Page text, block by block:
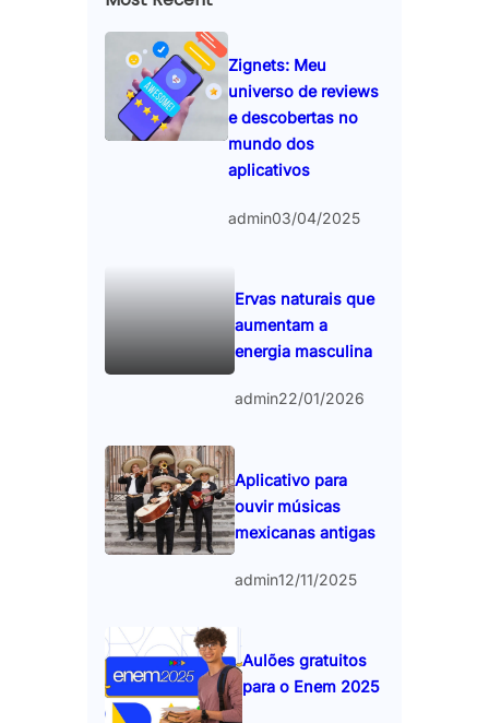
Zignets: Meu
universo de reviews
e descobertas no
mundo dos
aplicativos
admin03/04/2025
Ervas naturais que
aumentam a
energia masculina
admin22/01/2026
Aplicativo para
ouvir músicas
mexicanas antigas
admin12/11/2025
Aulões gratuitos
para o Enem 2025